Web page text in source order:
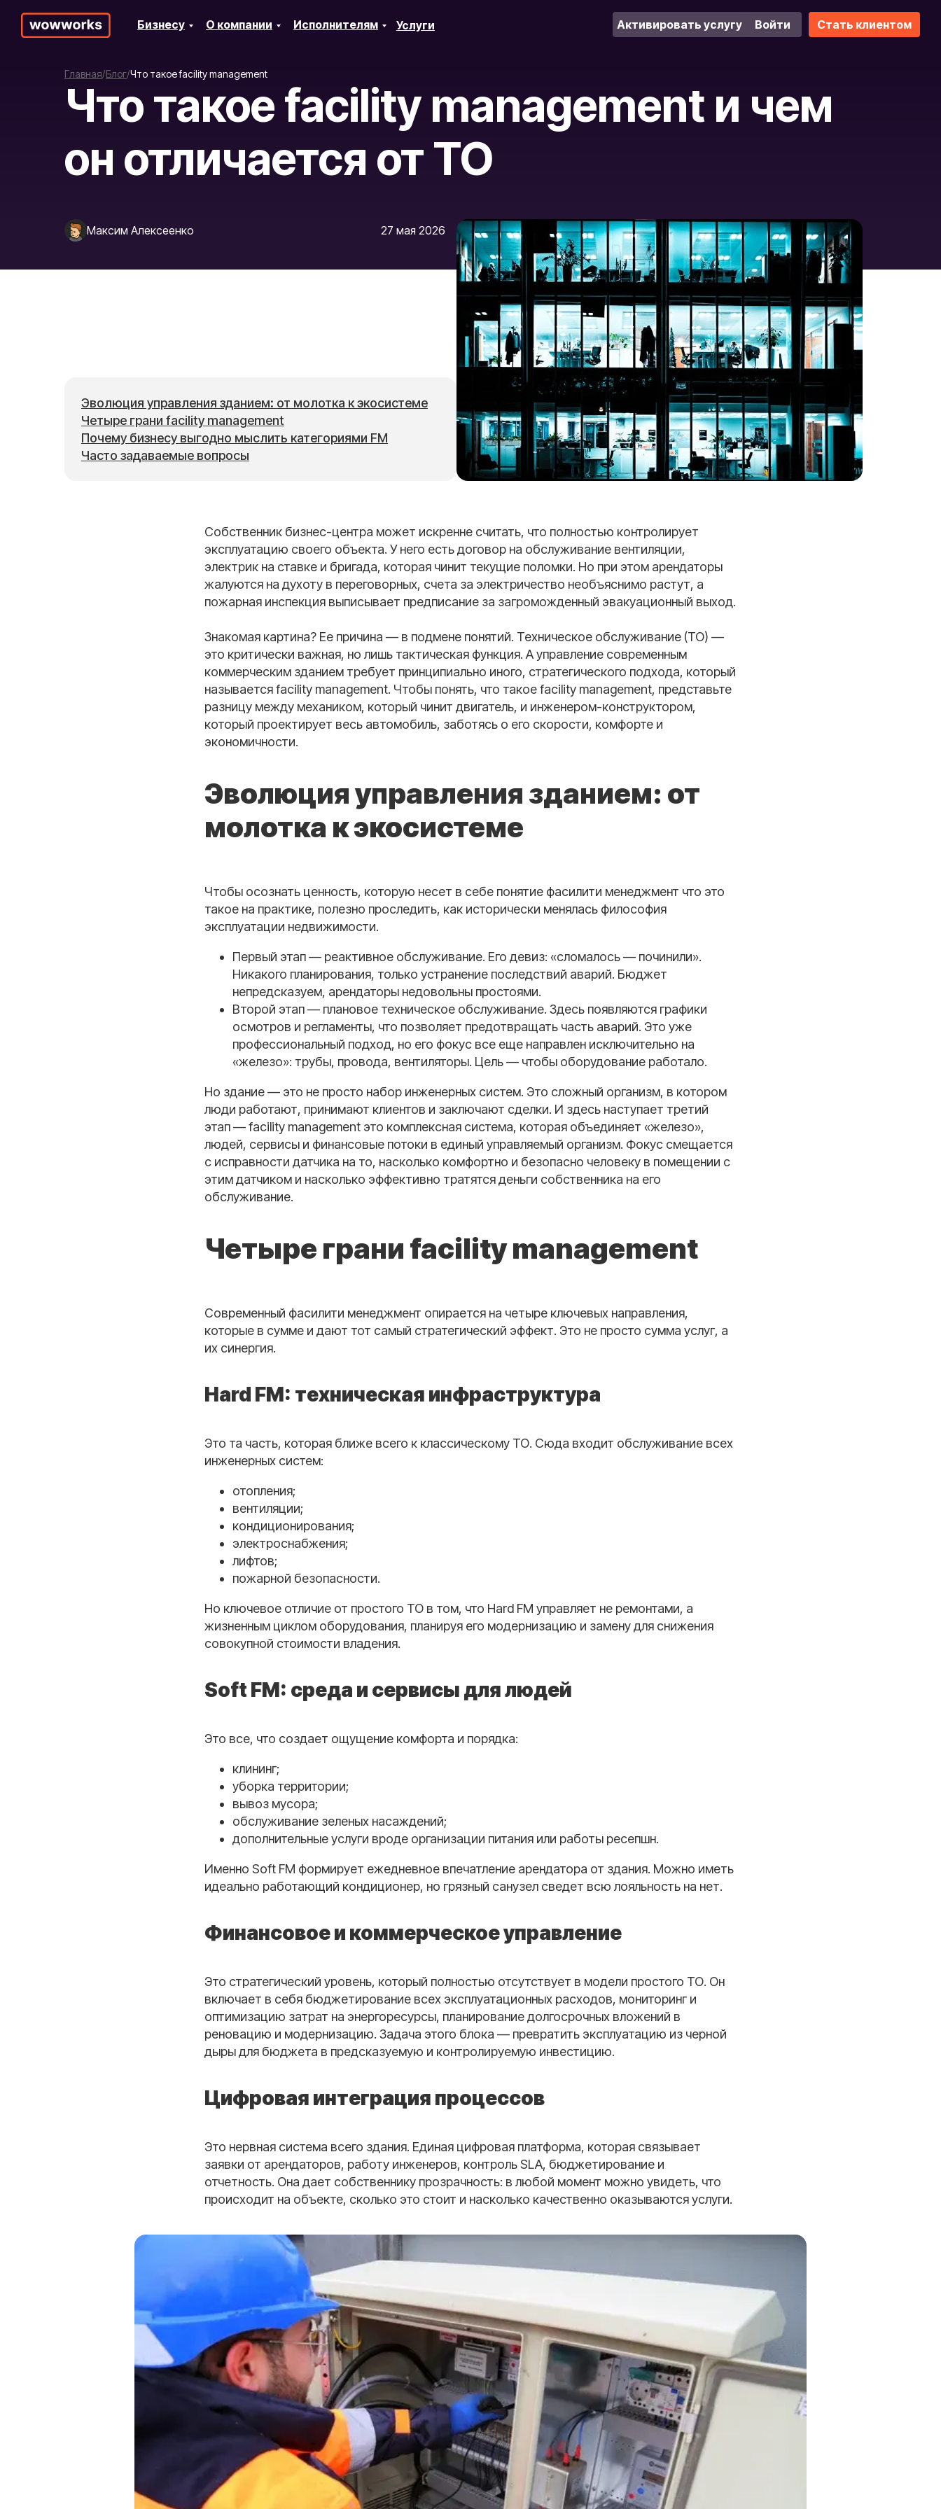
Услуги
Бизнесу Исполнителям Стать клиентом
О компании Активировать услугу Войти
Главная Блог Что такое facility management
Что такое facility management и чем
он отличается от ТО
Максим Алексеенко 27 мая 2026
Эволюция управления зданием: от молотка к экосистеме
Четыре грани facility management
Почему бизнесу выгодно мыслить категориями FM
Часто задаваемые вопросы
Собственник бизнес-центра может искренне считать, что полностью контролирует
эксплуатацию своего объекта. У него есть договор на обслуживание вентиляции,
электрик на ставке и бригада, которая чинит текущие поломки. Но при этом арендаторы
жалуются на духоту в переговорных, счета за электричество необъяснимо растут, а
пожарная инспекция выписывает предписание за загроможденный эвакуационный выход.
Знакомая картина? Ее причина — в подмене понятий. Техническое обслуживание (ТО) —
это критически важная, но лишь тактическая функция. А управление современным
коммерческим зданием требует принципиально иного, стратегического подхода, который
называется facility management. Чтобы понять, что такое facility management, представьте
разницу между механиком, который чинит двигатель, и инженером-конструктором,
который проектирует весь автомобиль, заботясь о его скорости, комфорте и
экономичности.
Эволюция управления зданием: от
молотка к экосистеме
Чтобы осознать ценность, которую несет в себе понятие фасилити менеджмент что это
такое на практике, полезно проследить, как исторически менялась философия
эксплуатации недвижимости.
Первый этап — реактивное обслуживание. Его девиз: «сломалось — починили».
Никакого планирования, только устранение последствий аварий. Бюджет
непредсказуем, арендаторы недовольны простоями.
Второй этап — плановое техническое обслуживание. Здесь появляются графики
осмотров и регламенты, что позволяет предотвращать часть аварий. Это уже
профессиональный подход, но его фокус все еще направлен исключительно на
«железо»: трубы, провода, вентиляторы. Цель — чтобы оборудование работало.
Но здание — это не просто набор инженерных систем. Это сложный организм, в котором
люди работают, принимают клиентов и заключают сделки. И здесь наступает третий
этап — facility management это комплексная система, которая объединяет «железо»,
людей, сервисы и финансовые потоки в единый управляемый организм. Фокус смещается
с исправности датчика на то, насколько комфортно и безопасно человеку в помещении с
этим датчиком и насколько эффективно тратятся деньги собственника на его
обслуживание.
Четыре грани facility management
Современный фасилити менеджмент опирается на четыре ключевых направления,
которые в сумме и дают тот самый стратегический эффект. Это не просто сумма услуг, а
их синергия.
Hard FM: техническая инфраструктура
Это та часть, которая ближе всего к классическому ТО. Сюда входит обслуживание всех
инженерных систем:
отопления;
вентиляции;
кондиционирования;
электроснабжения;
лифтов;
пожарной безопасности.
Но ключевое отличие от простого ТО в том, что Hard FM управляет не ремонтами, а
жизненным циклом оборудования, планируя его модернизацию и замену для снижения
совокупной стоимости владения.
Soft FM: среда и сервисы для людей
Это все, что создает ощущение комфорта и порядка:
клининг;
уборка территории;
вывоз мусора;
обслуживание зеленых насаждений;
дополнительные услуги вроде организации питания или работы ресепшн.
Именно Soft FM формирует ежедневное впечатление арендатора от здания. Можно иметь
идеально работающий кондиционер, но грязный санузел сведет всю лояльность на нет.
Финансовое и коммерческое управление
Это стратегический уровень, который полностью отсутствует в модели простого ТО. Он
включает в себя бюджетирование всех эксплуатационных расходов, мониторинг и
оптимизацию затрат на энергоресурсы, планирование долгосрочных вложений в
реновацию и модернизацию. Задача этого блока — превратить эксплуатацию из черной
дыры для бюджета в предсказуемую и контролируемую инвестицию.
Цифровая интеграция процессов
Это нервная система всего здания. Единая цифровая платформа, которая связывает
заявки от арендаторов, работу инженеров, контроль SLA, бюджетирование и
отчетность. Она дает собственнику прозрачность: в любой момент можно увидеть, что
происходит на объекте, сколько это стоит и насколько качественно оказываются услуги.